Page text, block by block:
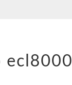
ecl8000